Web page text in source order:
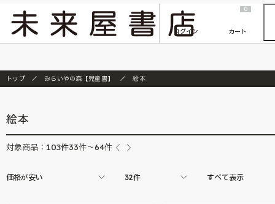
『ONE PIECE magazine 021 ONE PIECEカード付き同梱版』発売延期のご案内
ログイン
0
カート
トップ みらいやの森【児童書】 絵本
絵本
対象商品： 103件33件～64件
価格が安い 32件 すべて表示